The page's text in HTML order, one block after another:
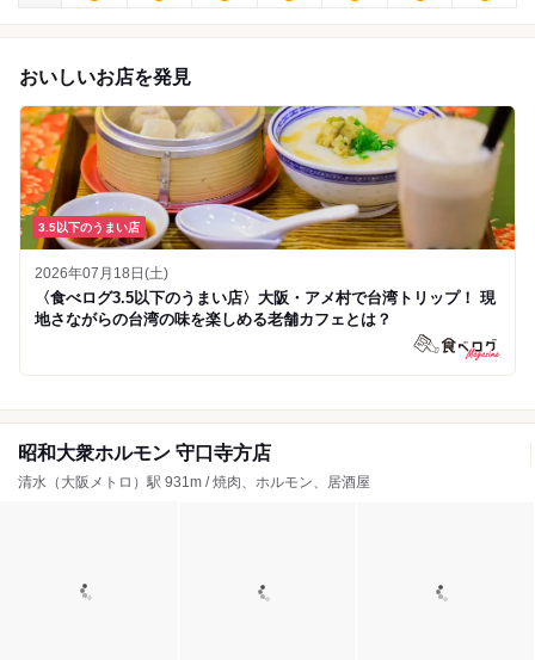
おいしいお店を発見
3.5以下のうまい店
2026年07月18日(土)
〈食べログ3.5以下のうまい店〉大阪・アメ村で台湾トリップ！ 現
地さながらの台湾の味を楽しめる老舗カフェとは？
昭和大衆ホルモン 守口寺方店
清水（大阪メトロ）駅 931m / 焼肉、ホルモン、居酒屋